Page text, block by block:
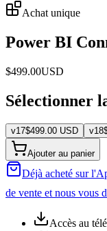
Achat unique
Power BI
$499.00USD
Sélectionner
v17$499.00 USD v18
Ajouter au panier
Déjà acheté sur
de vente et nous vous
Accès au